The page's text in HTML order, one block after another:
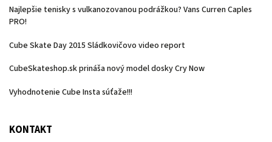
Najlepšie tenisky s vulkanozovanou podrážkou? Vans Curren Caples
PRO!
Cube Skate Day 2015 Sládkovičovo video report
CubeSkateshop.sk prináša nový model dosky Cry Now
Vyhodnotenie Cube Insta súťaže!!!
KONTAKT